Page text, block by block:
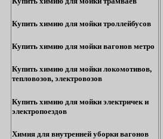
Купить химию для мойки троллейбусов
Купить химию для мойки вагонов метро
Купить химию для мойки локомотивов,
тепловозов, электровозов
Купить химию для мойки электричек и
электропоездов
Химия для внутренней уборки вагонов